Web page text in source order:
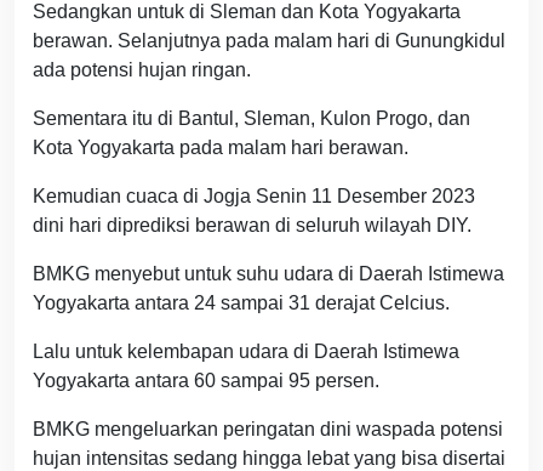
Sedangkan untuk di Sleman dan Kota Yogyakarta
berawan. Selanjutnya pada malam hari di Gunungkidul
ada potensi hujan ringan.
Sementara itu di Bantul, Sleman, Kulon Progo, dan
Kota Yogyakarta pada malam hari berawan.
Kemudian cuaca di Jogja Senin 11 Desember 2023
dini hari diprediksi berawan di seluruh wilayah DIY.
BMKG menyebut untuk suhu udara di Daerah Istimewa
Yogyakarta antara 24 sampai 31 derajat Celcius.
Lalu untuk kelembapan udara di Daerah Istimewa
Yogyakarta antara 60 sampai 95 persen.
BMKG mengeluarkan peringatan dini waspada potensi
hujan intensitas sedang hingga lebat yang bisa disertai